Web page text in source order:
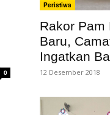
0
Peristiwa
Rakor Pam
Baru,
Ingatkan
12 Desember 2018